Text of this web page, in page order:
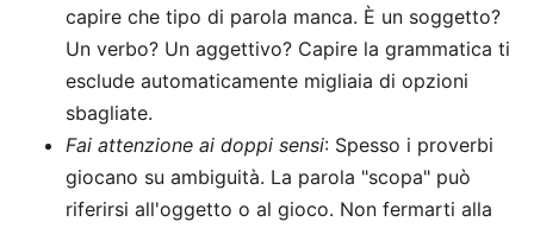
capire che tipo di parola manca. È un soggetto?
Un verbo? Un aggettivo? Capire la grammatica ti
esclude automaticamente migliaia di opzioni
sbagliate.
Fai attenzione ai doppi sensi: Spesso i proverbi
giocano su ambiguità. La parola "scopa" può
riferirsi all'oggetto o al gioco. Non fermarti alla